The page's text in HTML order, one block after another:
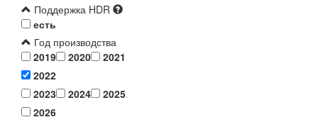
Поддержка HDR
есть
Год производства
2019
2020
2021
2022
2023
2024
2025
2026